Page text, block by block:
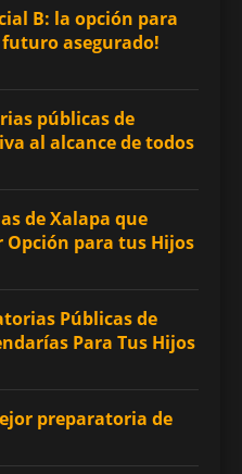
B: la opción para
futuro asegurado!
públicas de
al alcance de todos
de Xalapa que
Opción para tus Hijos
Públicas de
Para Tus Hijos
preparatoria de